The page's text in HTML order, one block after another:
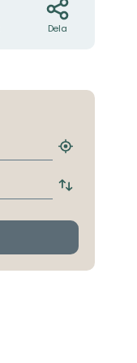
Dela
Hitta
hållplats
Byt
och